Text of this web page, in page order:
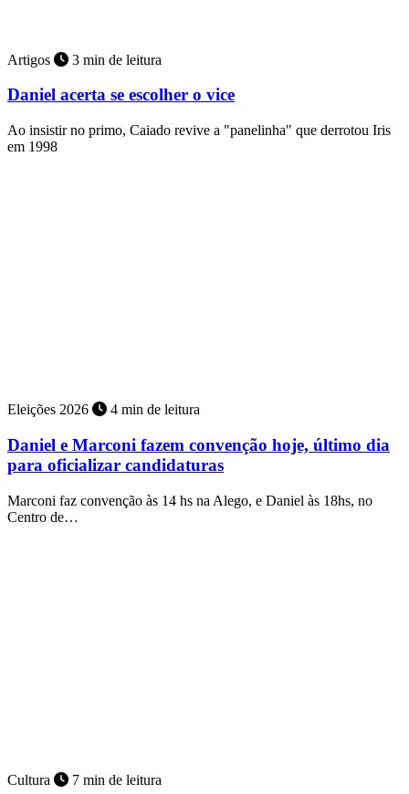
Artigos 3 min de leitura
Daniel acerta se escolher o vice
Ao insistir no primo, Caiado revive a "panelinha" que derrotou Iris
em 1998
Eleições 2026 4 min de leitura
Daniel e Marconi fazem convenção hoje, último dia
para oficializar candidaturas
Marconi faz convenção às 14 hs na Alego, e Daniel às 18hs, no
Centro de…
Cultura 7 min de leitura